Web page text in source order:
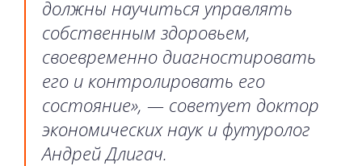
должны научиться управлять
собственным здоровьем,
своевременно диагностировать
его и контролировать его
состояние», — советует доктор
экономических наук и футуролог
Андрей Длигач.